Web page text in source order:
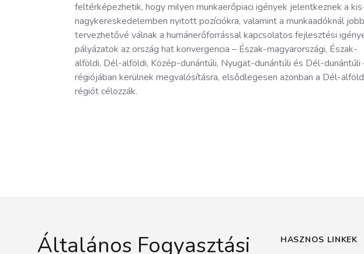
feltérképezhetik, hogy milyen munkaerőpiaci igények jelentkeznek a
nagykereskedelemben nyitott pozíciókra, valamint a munkaadóknál
tervezhetővé válnak a humánerőforrással kapcsolatos fejlesztési
pályázatok az ország hat konvergencia – Észak-magyarországi, Észak-
alföldi, Dél-alföldi, Közép-dunántúli, Nyugat-dunántúli és Dél-dunántúli
régiójában kerülnek megvalósításra, elsődlegesen azonban a Dél-
régiót célozzák.
Általános Fogyasztási HASZNOS LINKEK